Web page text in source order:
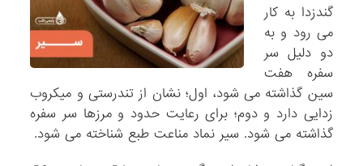
گندزدا به کار
می رود و به
دو دلیل سر
سفره هفت
سین گذاشته می شود، اول؛ نشان از تندرستی و میکروب
زدایی دارد و دوم؛ برای رعایت حدود و مرزها سر سفره
گذاشته می شود. سیر نماد مناعت طبع شناخته می شود.